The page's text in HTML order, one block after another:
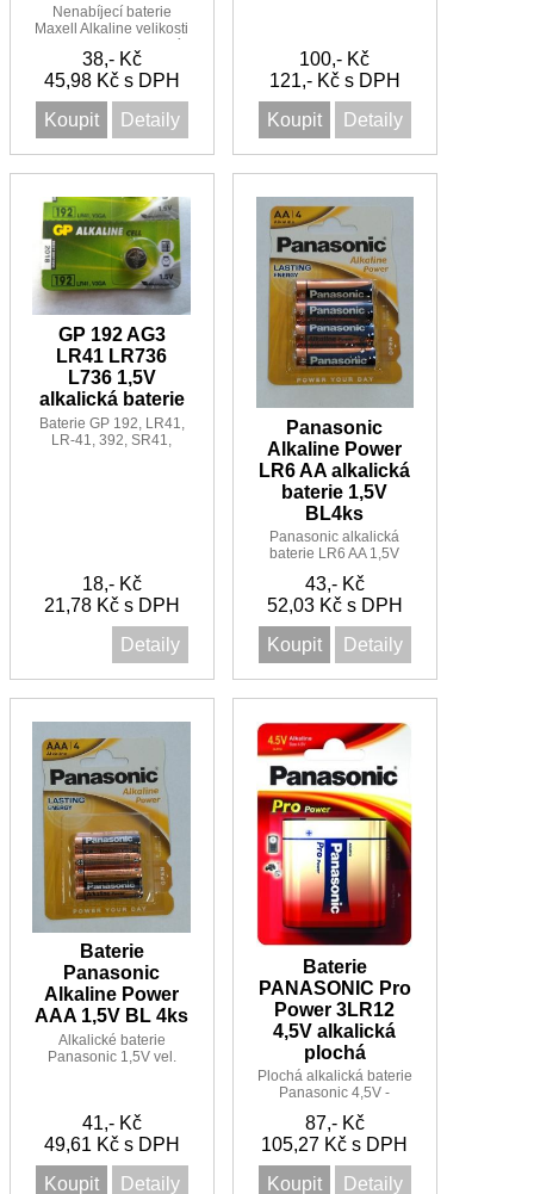
Nenabíjecí baterie
Maxell Alkaline velikosti
2ks
38,- Kč
45,98 Kč s DPH
Koupit
Detaily
100,- Kč
121,- Kč s DPH
Koupit
Detaily
GP 192 AG3
LR41 LR736
L736 1,5V
alkalická baterie
Baterie GP 192, LR41,
LR-41, 392, SR41,
18,- Kč
21,78 Kč s DPH
Detaily
Panasonic
Alkaline Power
LR6 AA alkalická
baterie 1,5V
BL4ks
Panasonic alkalická
baterie LR6 AA 1,5V
nenabíjecí
43,- Kč
52,03 Kč s DPH
Koupit
Detaily
Baterie
Panasonic
Alkaline Power
AAA 1,5V BL 4ks
Alkalické baterie
Panasonic 1,5V vel.
41,- Kč
49,61 Kč s DPH
Koupit
Detaily
Baterie
PANASONIC Pro
Power 3LR12
4,5V alkalická
plochá
Plochá alkalická baterie
Panasonic 4,5V -
3LR12, 3LR12P, 4912
87,- Kč
105,27 Kč s DPH
Koupit
Detaily